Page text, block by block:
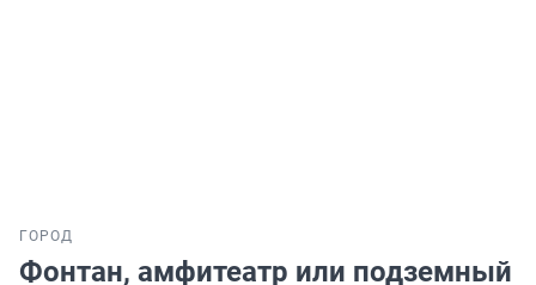
ГОРОД
Фонтан, амфитеатр или подземный